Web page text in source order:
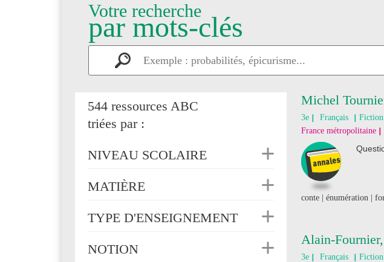
Votre recherche
par mots-clés
544 ressources ABC
triées par :
NIVEAU SCOLAIRE
MATIÈRE
TYPE D'ENSEIGNEMENT
NOTION
Michel
3e Français
Fiction
France métropolitaine
conte | énumération |
Alain-
3e Français
Fiction